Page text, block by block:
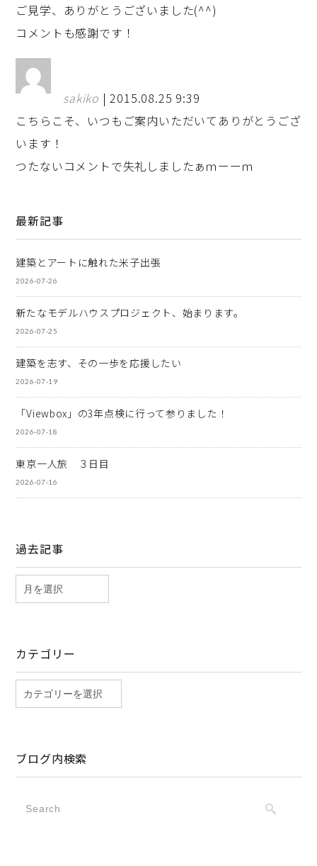
ご見学、ありがとうございました(^^)
コメントも感謝です！
sakiko | 2015.08.25 9:39
こちらこそ、いつもご案内いただいてありがとうござ
います！
つたないコメントで失礼しましたぁｍーーｍ
最新記事
建築とアートに触れた米子出張
2026-07-26
新たなモデルハウスプロジェクト、始まります。
2026-07-25
建築を志す、その一歩を応援したい
2026-07-19
「Viewbox」の3年点検に行って参りました！
2026-07-18
東京一人旅 ３日目
2026-07-16
過去記事
カテゴリー
ブログ内検索